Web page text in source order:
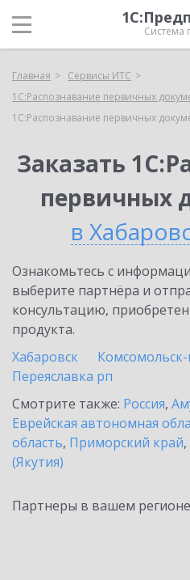
Система
Главная
Сервисы ИТС
1С:Распознавание первичных
1С:Распознавание первичных
Заказать
первичных
в
Ознакомьтесь с
выберите партнёра и
консультацию,
продукта.
Хабаровск
Переяславка рп
Смотрите также: Россия,
Еврейская автономная
область, Приморский край,
(Якутия)
Партнеры в вашем